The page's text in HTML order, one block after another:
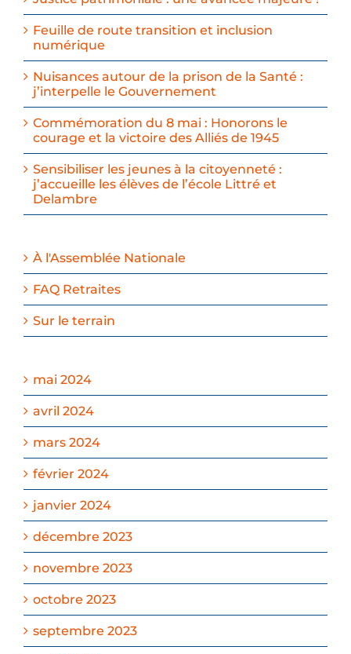
Feuille de route transition et inclusion
numérique
Nuisances autour de la prison de la Santé :
j’interpelle le Gouvernement
Commémoration du 8 mai : Honorons le
courage et la victoire des Alliés de 1945
Sensibiliser les jeunes à la citoyenneté :
j’accueille les élèves de l’école Littré et
Delambre
À l'Assemblée Nationale
FAQ Retraites
Sur le terrain
mai 2024
avril 2024
mars 2024
février 2024
janvier 2024
décembre 2023
novembre 2023
octobre 2023
septembre 2023